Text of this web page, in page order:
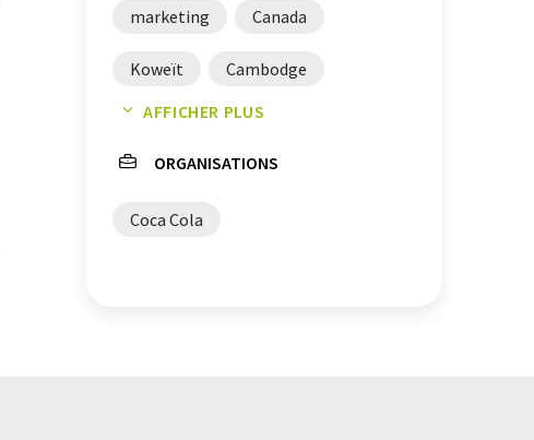
marketing Canada
Koweït Cambodge
France Japon
AFFICHER PLUS
ORGANISATIONS
Coca Cola